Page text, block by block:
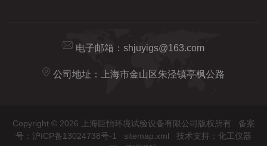
电子邮箱： shjuyigs@163.com
公司地址：上海市金山区朱泾镇亭枫公路
Copyright © 2026 上海巨怡环境试验设备有限公司版权所有 备案
号：沪ICP备13024738号-1
sitemap.xml 技术支持： 化工仪器